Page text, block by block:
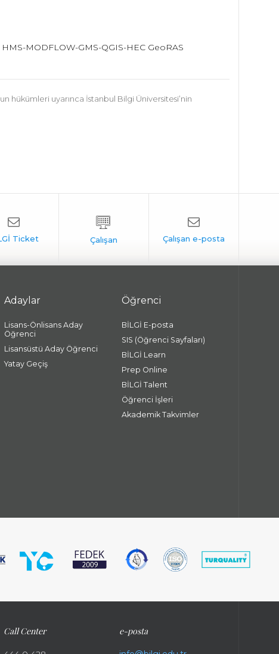
MODFLOW-GMS-QGIS-HEC GeoRAS
hükümleri uyarınca İstanbul Bilgi Üniversitesi’nin
Adaylar
Lisans-Önlisans Aday
Öğrenci
Lisansüstü Aday Öğrenci
Yatay Geçiş
Öğrenci
BİLGİ E-posta
SIS (Öğrenci Sayfaları)
BİLGİ Learn
Prep Online
BİLGİ Talent
Öğrenci İşleri
Akademik Takvimler
Call Center e-posta